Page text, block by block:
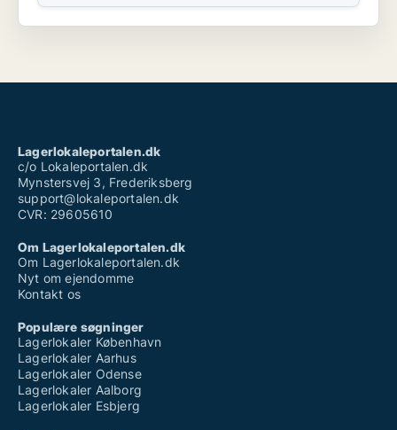
Lagerlokaleportalen.dk
c/o Lokaleportalen.dk
Mynstersvej 3, Frederiksberg
support@lokaleportalen.dk
CVR: 29605610
Om Lagerlokaleportalen.dk
Om Lagerlokaleportalen.dk
Nyt om ejendomme
Kontakt os
Populære søgninger
Lagerlokaler København
Lagerlokaler Aarhus
Lagerlokaler Odense
Lagerlokaler Aalborg
Lagerlokaler Esbjerg